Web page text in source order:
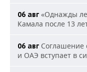
06 авг «Однажды
Камала после 13
06 авг Соглашение
и ОАЭ вступает в